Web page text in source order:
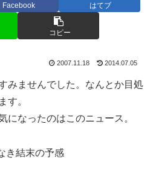
Facebook はてブ
コピー
2007.11.18 2014.07.05
みませんでした。なんとか目処
す。
になったのはこのニュース。
き結末の予感